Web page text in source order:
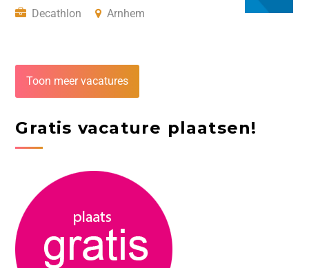
Decathlon
Arnhem
Toon meer vacatures
Gratis vacature plaatsen!